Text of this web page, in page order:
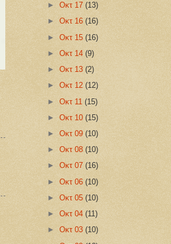
► Οκτ 17 (13)
► Οκτ 16 (16)
► Οκτ 15 (16)
► Οκτ 14 (9)
► Οκτ 13 (2)
► Οκτ 12 (12)
► Οκτ 11 (15)
► Οκτ 10 (15)
► Οκτ 09 (10)
► Οκτ 08 (10)
► Οκτ 07 (16)
► Οκτ 06 (10)
► Οκτ 05 (10)
► Οκτ 04 (11)
► Οκτ 03 (10)